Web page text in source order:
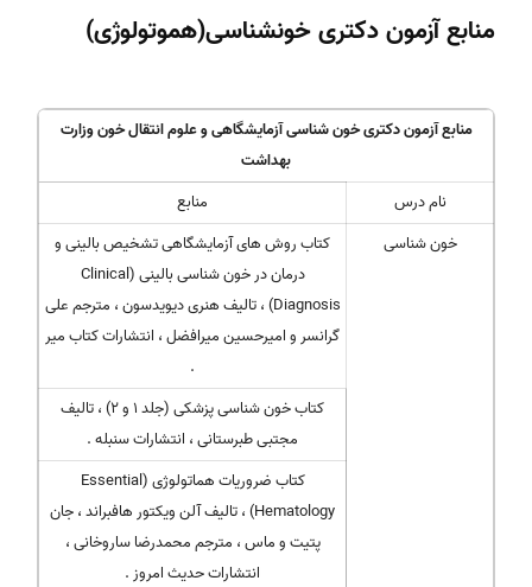
منابع آزمون دکتری خونشناسی(هموتولوژی)
منابع آزمون دکتری خون شناسی آزمایشگاهی و علوم انتقال خون وزارت
بهداشت
نام درس
منابع
خون شناسی
کتاب روش های آزمایشگاهی تشخیص بالینی و
درمان در خون شناسی بالینی (Clinical
Diagnosis) ، تالیف هنری دیویدسون ، مترجم علی
گرانسر و امیرحسین میرافضل ، انتشارات کتاب میر
.
کتاب خون شناسی پزشکی (جلد ۱ و ۲) ، تالیف
مجتبی طبرستانی ، انتشارات سنبله .
کتاب ضروریات هماتولوژی (Essential
Hematology) ، تالیف آلن ویکتور هافبراند ، جان
پتیت و ماس ، مترجم محمدرضا ساروخانی ،
انتشارات حدیث امروز .